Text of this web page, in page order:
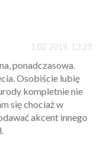
1.02.2019, 13:29
ponadczasowa.
Osobiście lubię
kompletnie nie
się chociaż w
akcent innego